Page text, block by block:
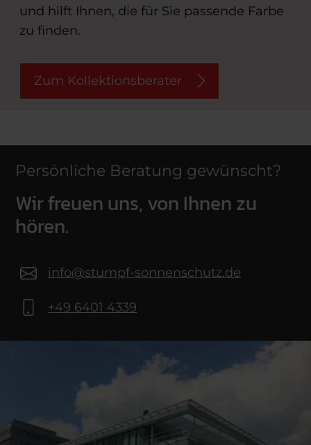
und hilft Ihnen, die für Sie passende Farbe
zu finden.
Zum Kollektionsberater
Persönliche Beratung gewünscht?
Wir freuen uns, von Ihnen zu
hören.
info@stumpf-sonnenschutz.de
+49 6401 4339